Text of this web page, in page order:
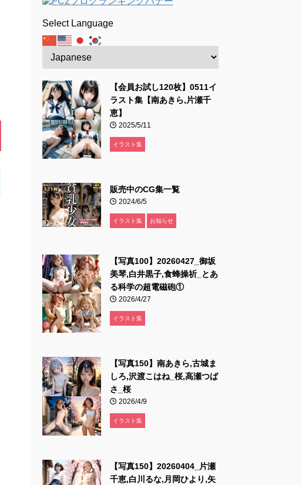
Select Language
【会員お試し120枚】0511イ
ラスト集【南あきら,片瀬千
恵】
2025/5/11
イラスト集
販売中のCG集一覧
2024/6/5
イラスト集 お知らせ
【写真100】20260427_御坂
美琴,白井黒子,食蜂操祈_とあ
る科学の超電磁砲①
2026/4/27
イラスト集
【写真150】南あきら,古城ま
しろ,沢渡こはね_桜,高瀬つば
さ_桜
2026/4/9
イラスト集
【写真150】20260404_片瀬
千恵,白川るな,月岡ひより,矢